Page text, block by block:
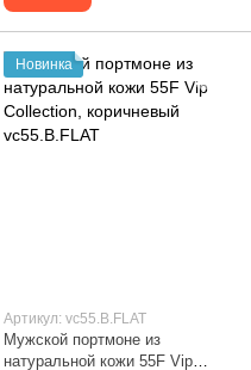
Новинка
Артикул: vc55.B.FLAT
Мужской портмоне из
натуральной кожи 55F Vip